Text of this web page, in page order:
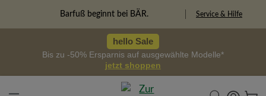
Barfuß beginnt bei BÄR. Service & Hilfe
hello Sale
Bis zu -50% Ersparnis auf ausgewählte Modelle*
jetzt shoppen